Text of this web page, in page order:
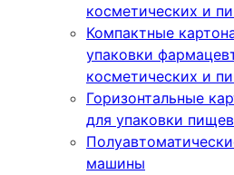
косметических и
Компактные
упаковки
косметических и
Горизонтальные
для упаковки
машины